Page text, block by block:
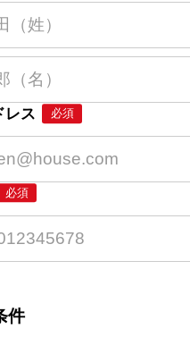
レス 必須
必須
件